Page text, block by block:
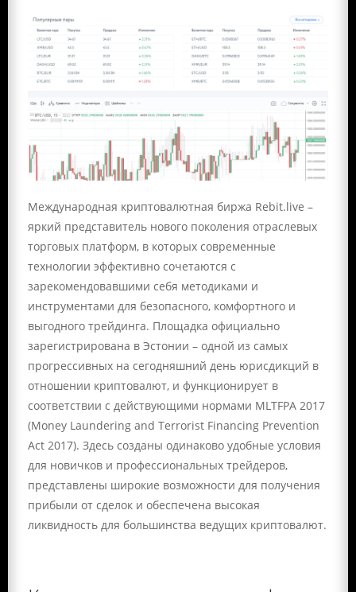
Международная криптовалютная биржа Rebit.live –
яркий представитель нового поколения отраслевых
торговых платформ, в которых современные
технологии эффективно сочетаются с
зарекомендовавшими себя методиками и
инструментами для безопасного, комфортного и
выгодного трейдинга. Площадка официально
зарегистрирована в Эстонии – одной из самых
прогрессивных на сегодняшний день юрисдикций в
отношении криптовалют, и функционирует в
соответствии с действующими нормами MLTFPA 2017
(Money Laundering and Terrorist Financing Prevention
Act 2017). Здесь созданы одинаково удобные условия
для новичков и профессиональных трейдеров,
представлены широкие возможности для получения
прибыли от сделок и обеспечена высокая
ликвидность для большинства ведущих криптовалют.